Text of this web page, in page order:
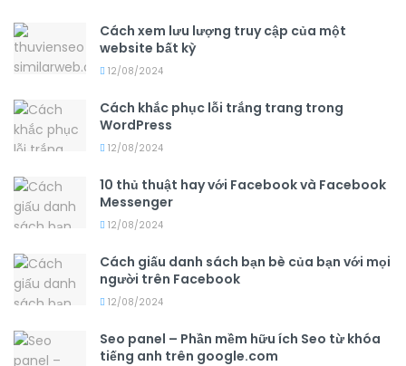
Cách xem lưu lượng truy cập của một
website bất kỳ
12/08/2024
Cách khắc phục lỗi trắng trang trong
WordPress
12/08/2024
10 thủ thuật hay với Facebook và Facebook
Messenger
12/08/2024
Cách giấu danh sách bạn bè của bạn với mọi
người trên Facebook
12/08/2024
Seo panel – Phần mềm hữu ích Seo từ khóa
tiếng anh trên google.com